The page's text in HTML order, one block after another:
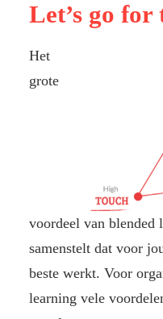
Let’s go
Het
grote
voordeel van blended
samenstelt dat voor
beste werkt. Voor
learning vele